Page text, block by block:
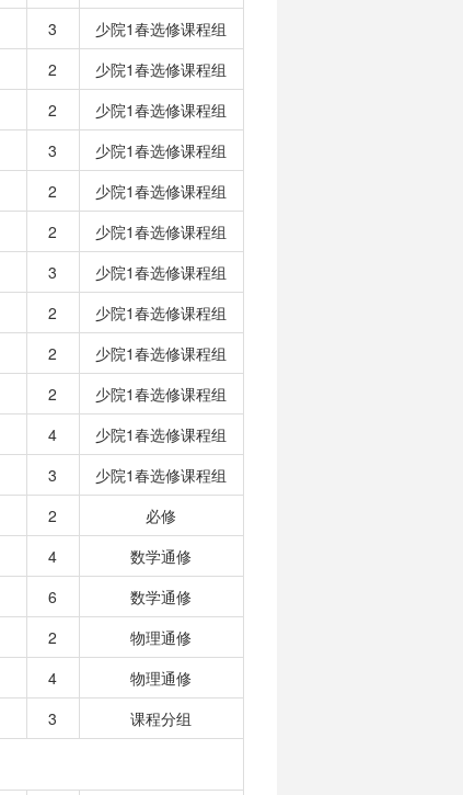
3
少院1春选修课程组
2
少院1春选修课程组
2
少院1春选修课程组
3
少院1春选修课程组
2
少院1春选修课程组
2
少院1春选修课程组
3
少院1春选修课程组
2
少院1春选修课程组
2
少院1春选修课程组
2
少院1春选修课程组
4
少院1春选修课程组
3
少院1春选修课程组
2
必修
4
数学通修
6
数学通修
2
物理通修
4
物理通修
3 课程分组